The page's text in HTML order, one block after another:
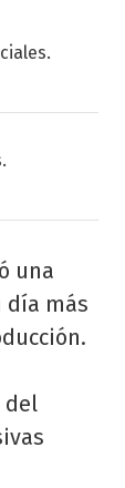
una
día más
del